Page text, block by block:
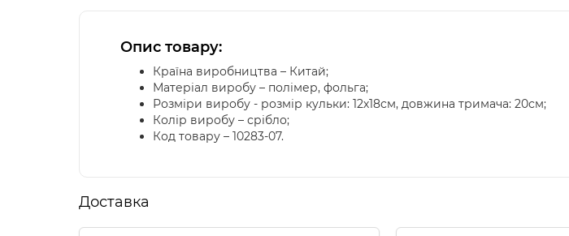
Опис товару:
Країна виробництва – Китай;
Матеріал виробу – полімер, фольга;
Розміри виробу - розмір кульки: 12х18см, довжина тримача: 20см;
Колір виробу – срібло;
Код товару – 10283-07.
Доставка